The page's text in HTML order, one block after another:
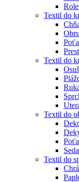
Textil do
Textil do
Textil do
Textil do